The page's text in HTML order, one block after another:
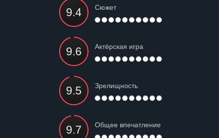
Сюжет
Актёрская игра
Зрелищность
Общее впечатление